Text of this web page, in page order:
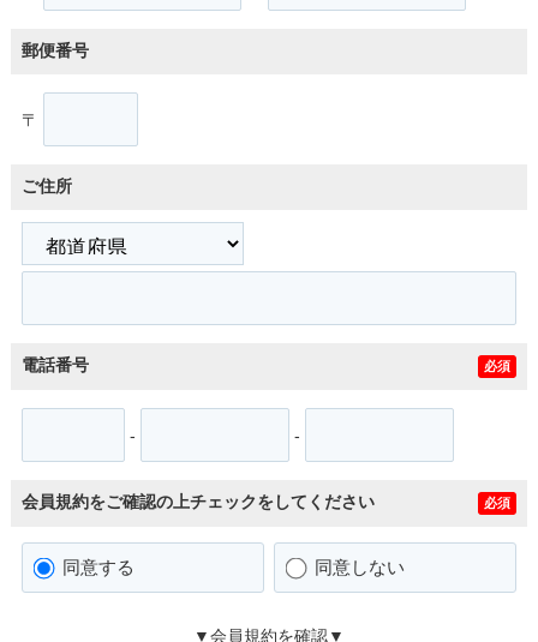
郵便番号
〒
ご住所
電話番号 必須
- -
会員規約をご確認の上チェックをしてください 必須
同意する 同意しない
▼会員規約を確認▼